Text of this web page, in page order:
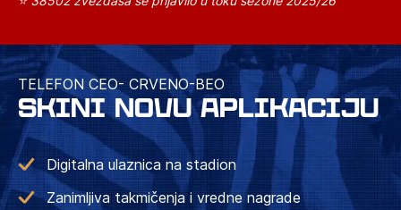
TELEFON CEO- CRVENO-BEO
SKINI NOVU APLIKACIJU
Digitalna ulaznica na stadion
Zanimljiva takmičenja i vredne nagrade